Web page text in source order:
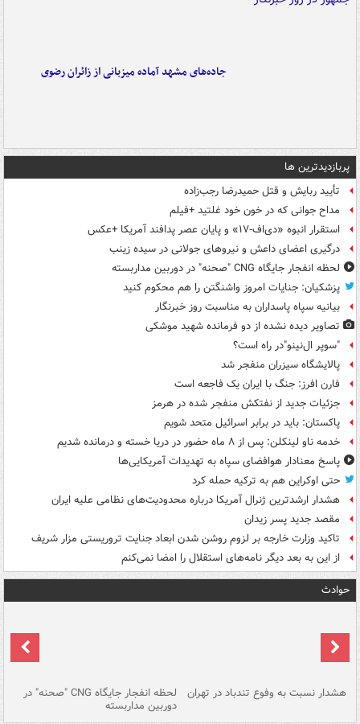
جاده‌های مشهد آماده میزبانی از زائران رضوی
پربازدیدترین ها
تأیید ربایش و قتل حمیدرضا رجب‌زاده
مداح جوانی که در خون خود غلتید +فیلم
استقرار انبوه «دی‌اف‑۱۷» و پایان عصر پدافند آمریکا +عکس
درگیری اعضای داعش و نیروهای جولانی در سیده زینب
لحظه انفجار جایگاه CNG "صحنه" در دوربین مداربسته
پزشکیان: جنایات امروز واشنگتن را هم محکوم کنید
بیانیه سپاه پاسداران به مناسبت روز خبرنگار
تصاویر دیده‌ نشده از دو فرمانده شهید موشکی
"سوپر ال‌نینو"در راه است؟
پالایشگاه سیزران منفجر شد
فارن افرز: جنگ با ایران یک فاجعه است
جزئیات جدید از نفتکش منفجر شده در هرمز
پاکستان: باید در برابر اسرائیل متحد شویم
خدمه ناو لینکلن: پس از ۸ ماه حضور در دریا خسته و درمانده‌ شدیم
پاسخ معنادار هوافضای سپاه به تهدیدات آمریکایی‌ها
حتی اوکراین هم به ترکیه حمله کرد
هشدار ارشدترین ژنرال آمریکا درباره محدودیت‌های نظامی علیه ایران
مقصد جدید پسر زیدان
تاکید وزارت خارجه بر لزوم روشن شدن ابعاد جنایت تروریستی مزار شریف
از این به بعد دیگر نامه‌های استقلال را امضا نمی‌کنم
حوادث
هشدار نسبت به وفوع تندباد در تهران لحظه انفجار جایگاه CNG "صحنه" در
دوربین مداربسته